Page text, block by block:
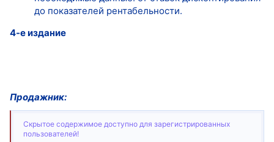
до показателей рентабельности.
4-е издание
Продажник:
Скрытое содержимое доступно для зарегистрированных
пользователей!